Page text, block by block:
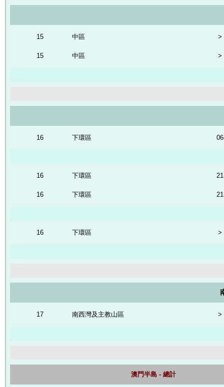
15 中區 >
15 中區 >
16 下環區
16 下環區
16 下環區
16 下環區 >
17 南西灣及主教山區 >
澳門半島 - 總計